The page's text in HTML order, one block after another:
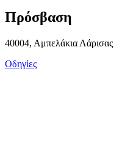
Πρόσβαση
40004, Αμπελάκια Λάρισας
Οδηγίες